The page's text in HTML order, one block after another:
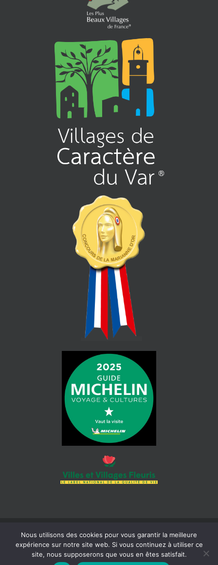
© 2026 Mairie de Cotignac | Tous droits réservés | Siret : 218 300
465 000 18 |Mentions légales| Réalisation :Béaba-informatique
Nous utilisons des cookies pour vous garantir la meilleure
expérience sur notre site web. Si vous continuez à utiliser ce
site, nous supposerons que vous en êtes satisfait.